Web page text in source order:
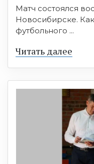
Матч состоялся
Новосибирске.
футбольного ...
Читать далее